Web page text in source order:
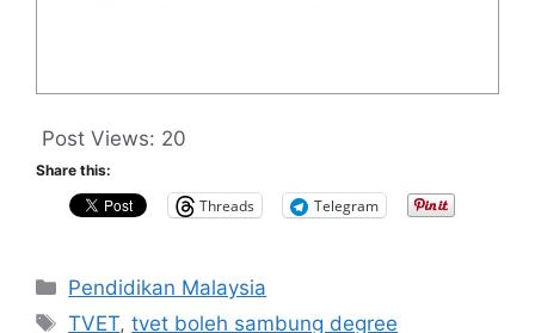
Post Views: 20
Share this:
Threads Telegram
Categories
Pendidikan Malaysia
Tags
TVET,tvet boleh sambung degree